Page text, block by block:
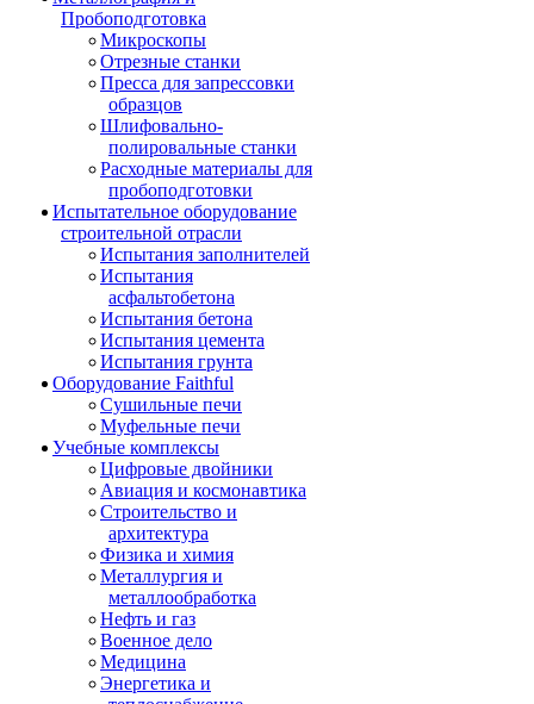
Пробоподготовка
Микроскопы
Отрезные станки
Пресса для запрессовки
образцов
Шлифовально-
полировальные станки
Расходные материалы для
пробоподготовки
Испытательное оборудование
строительной отрасли
Испытания заполнителей
Испытания
асфальтобетона
Испытания бетона
Испытания цемента
Испытания грунта
Оборудование Faithful
Сушильные печи
Муфельные печи
Учебные комплексы
Цифровые двойники
Авиация и космонавтика
Строительство и
архитектура
Физика и химия
Металлургия и
металлообработка
Нефть и газ
Военное дело
Медицина
Энергетика и